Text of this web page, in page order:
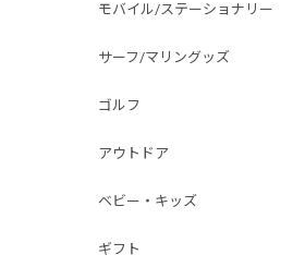
モバイル/ステーショナリー
サーフ/マリングッズ
ゴルフ
アウトドア
ベビー・キッズ
ギフト